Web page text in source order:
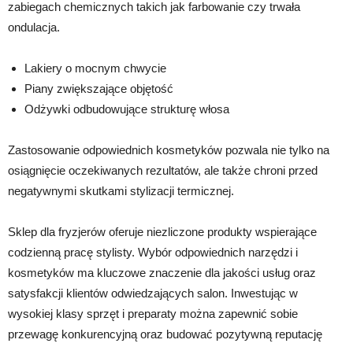
zabiegach chemicznych takich jak farbowanie czy trwała
ondulacja.
Lakiery o mocnym chwycie
Piany zwiększające objętość
Odżywki odbudowujące strukturę włosa
Zastosowanie odpowiednich kosmetyków pozwala nie tylko na
osiągnięcie oczekiwanych rezultatów, ale także chroni przed
negatywnymi skutkami stylizacji termicznej.
Sklep dla fryzjerów oferuje niezliczone produkty wspierające
codzienną pracę stylisty. Wybór odpowiednich narzędzi i
kosmetyków ma kluczowe znaczenie dla jakości usług oraz
satysfakcji klientów odwiedzających salon. Inwestując w
wysokiej klasy sprzęt i preparaty można zapewnić sobie
przewagę konkurencyjną oraz budować pozytywną reputację